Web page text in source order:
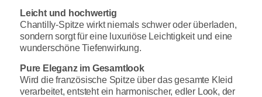
Leicht und hochwertig
Chantilly-Spitze wirkt niemals schwer oder überladen,
sondern sorgt für eine luxuriöse Leichtigkeit und eine
wunderschöne Tiefenwirkung.
Pure Eleganz im Gesamtlook
Wird die französische Spitze über das gesamte Kleid
verarbeitet, entsteht ein harmonischer, edler Look, der